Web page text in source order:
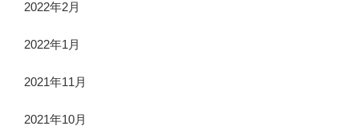
2022年2月
2022年1月
2021年11月
2021年10月